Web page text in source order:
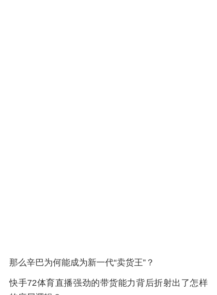
那么辛巴为何能成为新一代“卖货王”？
快手72体育直播强劲的带货能力背后折射出了怎样